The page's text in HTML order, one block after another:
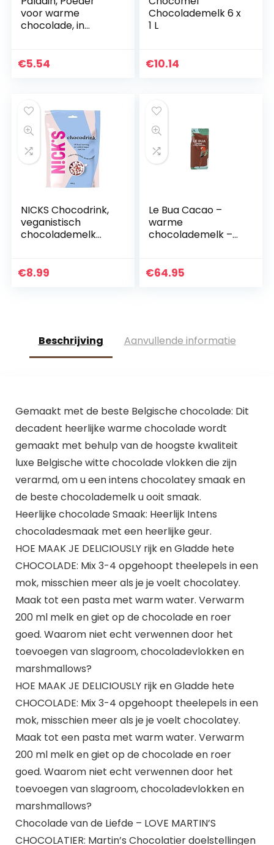
voor warme
chocolade, in
€5.54
Chocolademelk 6 x
1 L
€10.14
NICKS Chocodrink,
veganistisch
chocolademelk
cacaodrinkchocola
€8.99
Le Bua Cacao –
warme
chocolademelk –
€64.95
Beschrijving Aanvullende informatie
Gemaakt met de beste Belgische chocolade: Dit
decadent heerlijke warme chocolade wordt
gemaakt met behulp van de hoogste kwaliteit
luxe Belgische witte chocolade vlokken die zijn
verarmd, om u een intens chocolatey smaak en
de beste chocolademelk u ooit smaak.
Heerlijke chocolade Smaak: Heerlijk Intens
chocoladesmaak met een heerlijke geur.
HOE MAAK JE DELICIOUSLY rijk en Gladde hete
CHOCOLADE: Mix 3-4 opgehoopt theelepels in een
mok, misschien meer als je je voelt chocolatey.
Maak tot een pasta met warm water. Verwarm
200 ml melk en giet op de chocolade en roer
goed. Waarom niet echt verwennen door het
toevoegen van slagroom, chocoladevlokken en
marshmallows?
HOE MAAK JE DELICIOUSLY rijk en Gladde hete
CHOCOLADE: Mix 3-4 opgehoopt theelepels in een
mok, misschien meer als je je voelt chocolatey.
Maak tot een pasta met warm water. Verwarm
200 ml melk en giet op de chocolade en roer
goed. Waarom niet echt verwennen door het
toevoegen van slagroom, chocoladevlokken en
marshmallows?
Chocolade van de Liefde – LOVE MARTIN’S
CHOCOLATIER: Martin’s Chocolatier doelstellingen